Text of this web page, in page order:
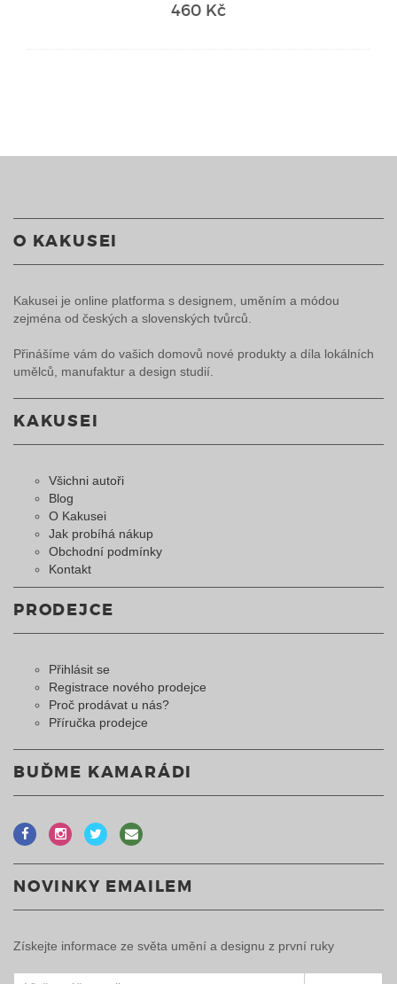
460 Kč
O KAKUSEI
Kakusei je online platforma s designem, uměním a módou
zejména od českých a slovenských tvůrců.
Přinášíme vám do vašich domovů nové produkty a díla lokálních
umělců, manufaktur a design studií.
KAKUSEI
Všichni autoři
Blog
O Kakusei
Jak probíhá nákup
Obchodní podmínky
Kontakt
PRODEJCE
Přihlásit se
Registrace nového prodejce
Proč prodávat u nás?
Příručka prodejce
BUĎME KAMARÁDI
NOVINKY EMAILEM
Získejte informace ze světa umění a designu z první ruky